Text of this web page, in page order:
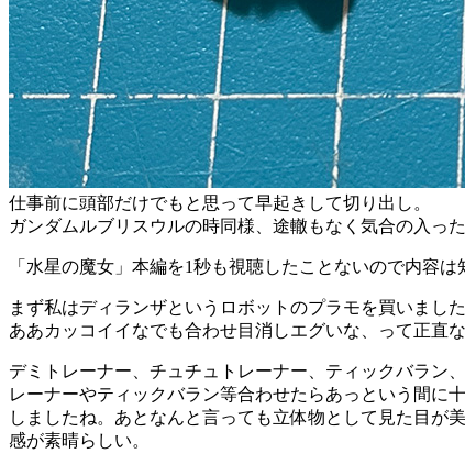
仕事前に頭部だけでもと思って早起きして切り出し。
ガンダムルブリスウルの時同様、途轍もなく気合の入っ
「水星の魔女」本編を1秒も視聴したことないので内容
まず私はディランザというロボットのプラモを買いました
ああカッコイイなでも合わせ目消しエグいな、って正直
デミトレーナー、チュチュトレーナー、ティックバラン
レーナーやティックバラン等合わせたらあっという間に
しましたね。あとなんと言っても立体物として見た目が
感が素晴らしい。